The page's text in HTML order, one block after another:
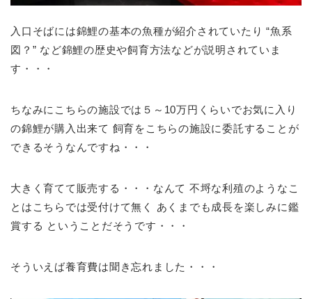
入口そばには錦鯉の基本の魚種が紹介されていたり “魚系
図？” など錦鯉の歴史や飼育方法などが説明されていま
す・・・
ちなみにこちらの施設では５～10万円くらいでお気に入り
の錦鯉が購入出来て 飼育をこちらの施設に委託することが
できるそうなんですね・・・
大きく育てて販売する・・・なんて 不埒な利殖のようなこ
とはこちらでは受付けて無く あくまでも成長を楽しみに鑑
賞する ということだそうです・・・
そういえば養育費は聞き忘れました・・・